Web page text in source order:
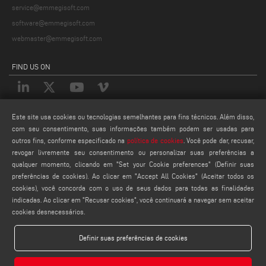
service@emmegisoft.com
software@emmegisoft.com
webmaster@emmegisoft.com
FIND US ON
LEGALS
PRIVACY POLICY
LEGAL NOTES
COOKIE POLICY
Este site usa cookies ou tecnologias semelhantes para fins técnicos. Além disso,
com seu consentimento, suas informações também podem ser usadas para
outros fins, conforme especificado na política de cookies . Você pode dar, recusar,
revogar livremente seu consentimento ou personalizar suas preferências a
qualquer momento, clicando em "Set your Cookie preferences" (Definir suas
preferências de cookies). Ao clicar em "Accept All Cookies" (Aceitar todos os
cookies), você concorda com o uso de seus dados para todas as finalidades
indicadas. Ao clicar em "Recusar cookies", você continuará a navegar sem aceitar
cookies desnecessários.
Definir suas preferências de cookies